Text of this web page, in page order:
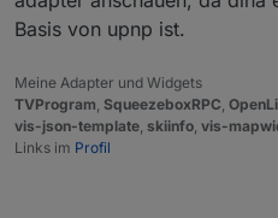
Basis von upnp ist.
Meine Adapter und Widgets
TVProgram SqueezeboxRPC
vis-json-template skiinfo vis-
Links im Profil